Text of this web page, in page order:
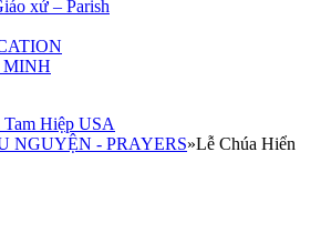
xứ – Parish
NGUYỆN - PRAYERS»Lễ Chúa Hiển